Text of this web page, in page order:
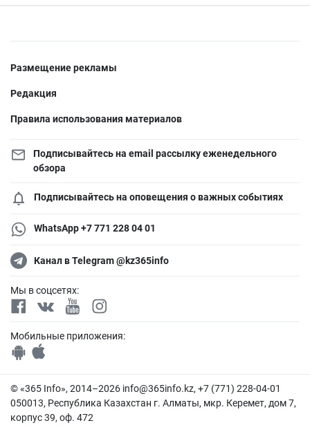
Размещение рекламы
Редакция
Правила использования материалов
Подписывайтесь на email рассылку еженедельного
обзора
Подписывайтесь на оповещения о важных событиях
WhatsApp +7 771 228 04 01
Канал в Telegram @kz365info
Мы в соцсетях:
Мобильные приложения:
© «365 Info», 2014–2026 info@365info.kz, +7 (771) 228-04-01
050013, Республика Казахстан г. Алматы, мкр. Керемет, дом 7,
корпус 39, оф. 472